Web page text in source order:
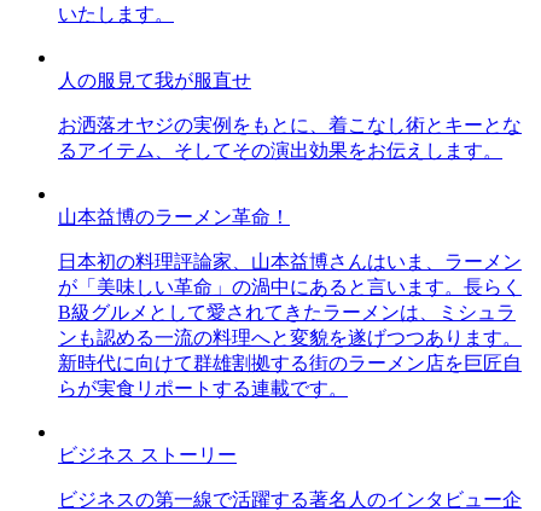
いたします。
人の服見て我が服直せ
お洒落オヤジの実例をもとに、着こなし術とキーとな
るアイテム、そしてその演出効果をお伝えします。
山本益博のラーメン革命！
日本初の料理評論家、山本益博さんはいま、ラーメン
が「美味しい革命」の渦中にあると言います。長らく
B級グルメとして愛されてきたラーメンは、ミシュラ
ンも認める一流の料理へと変貌を遂げつつあります。
新時代に向けて群雄割拠する街のラーメン店を巨匠自
らが実食リポートする連載です。
ビジネス ストーリー
ビジネスの第一線で活躍する著名人のインタビュー企